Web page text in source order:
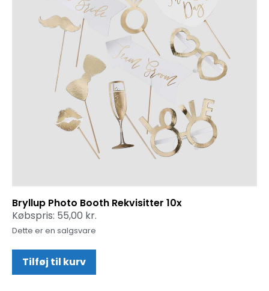
Bryllup Photo Booth Rekvisitter 10x
Købspris: 55,00 kr.
Dette er en salgsvare
Tilføj til kurv